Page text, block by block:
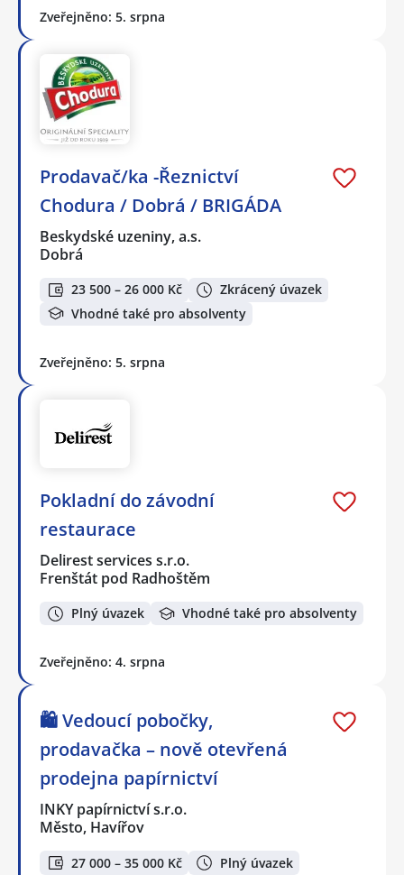
Zveřejněno: 5. srpna
Prodavač/ka -Řeznictví
Chodura / Dobrá / BRIGÁDA
Beskydské uzeniny, a.s.
Dobrá
23 500 – 26 000 Kč
Zkrácený úvazek
Vhodné také pro absolventy
Zveřejněno: 5. srpna
Pokladní do závodní
restaurace
Delirest services s.r.o.
Frenštát pod Radhoštěm
Plný úvazek Vhodné také pro absolventy
Zveřejněno: 4. srpna
🛍️ Vedoucí pobočky,
prodavačka – nově otevřená
prodejna papírnictví
INKY papírnictví s.r.o.
Město, Havířov
27 000 – 35 000 Kč Plný úvazek